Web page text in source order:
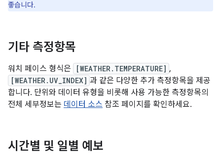
좋습니다.
기타 측정항목
워치 페이스 형식은 [WEATHER.TEMPERATURE] ,
[WEATHER.UV_INDEX] 과 같은 다양한 추가 측정항목을 제공
합니다. 단위와 데이터 유형을 비롯해 사용 가능한 측정항목의
전체 세부정보는 데이터 소스 참조 페이지를 확인하세요.
시간별 및 일별 예보